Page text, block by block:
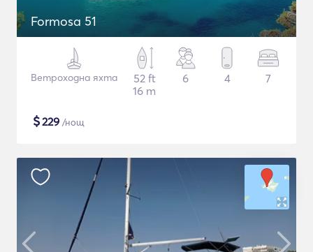
Formosa 51
Ветроходна яхта
52 ft
16 m
6 4 7
$229 /нощ